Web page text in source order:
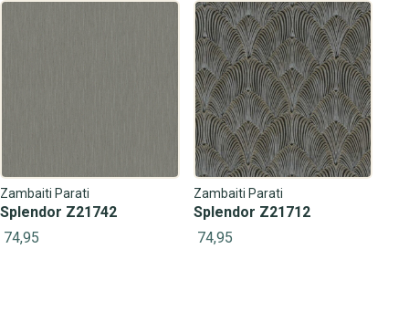
Zambaiti Parati
Splendor Z21742
74,95
Zambaiti Parati
Splendor Z21712
74,95